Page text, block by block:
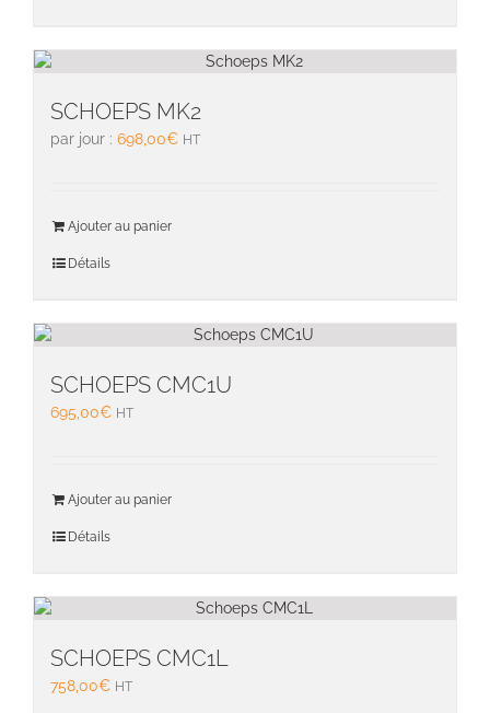
SCHOEPS MK2
par jour : 698,00€ HT
Ajouter au panier
Détails
SCHOEPS CMC1U
695,00€ HT
Ajouter au panier
Détails
SCHOEPS CMC1L
758,00€ HT